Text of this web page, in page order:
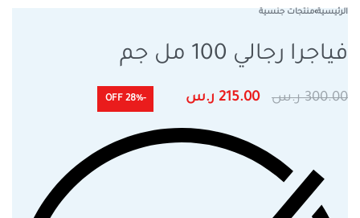
الرئيسية›منتجات جنسية
فياجرا رجالي 100 مل جم
300.00 ر.س 215.00 ر.س -28% OFF